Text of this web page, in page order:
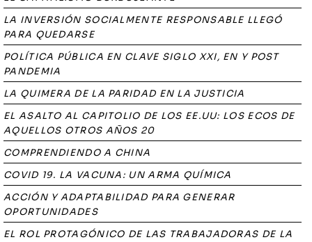
LA INVERSIÓN SOCIALMENTE RESPONSABLE LLEGÓ
PARA QUEDARSE
POLÍTICA PÚBLICA EN CLAVE SIGLO XXI, EN Y POST
PANDEMIA
LA QUIMERA DE LA PARIDAD EN LA JUSTICIA
EL ASALTO AL CAPITOLIO DE LOS EE.UU: LOS ECOS DE
AQUELLOS OTROS AÑOS 20
COMPRENDIENDO A CHINA
COVID 19. LA VACUNA: UN ARMA QUÍMICA
ACCIÓN Y ADAPTABILIDAD PARA GENERAR
OPORTUNIDADES
EL ROL PROTAGÓNICO DE LAS TRABAJADORAS DE LA